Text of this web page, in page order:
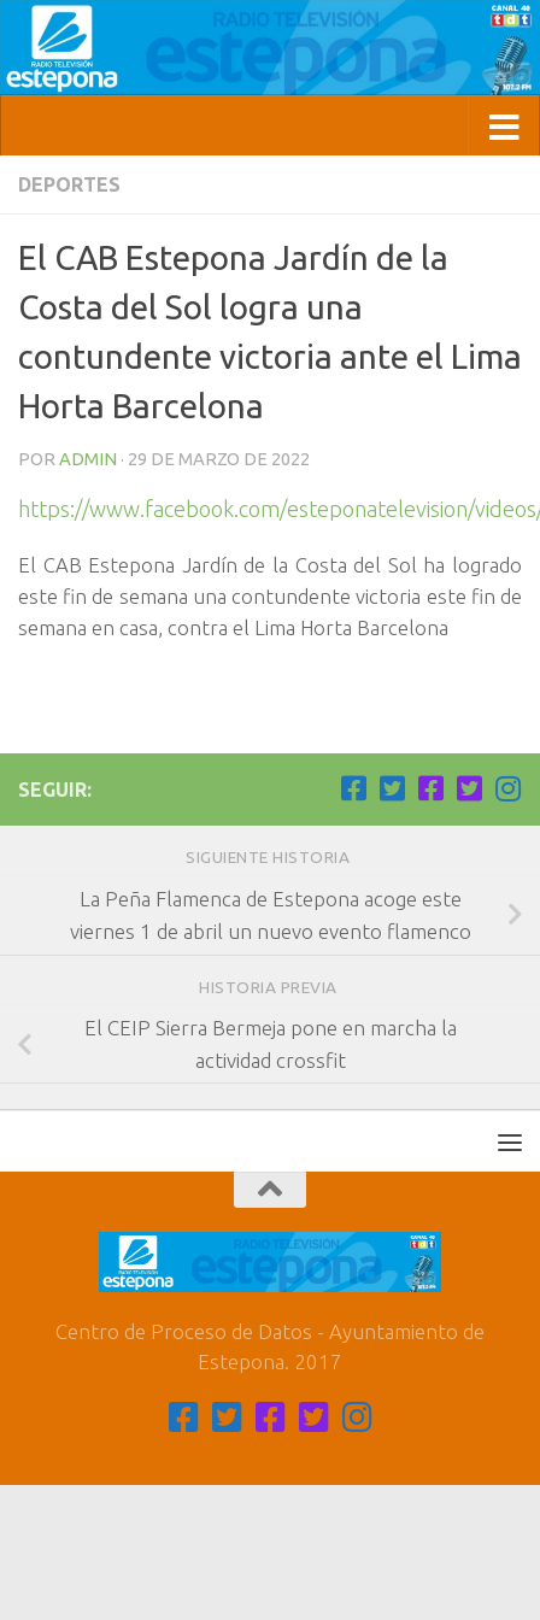
DEPORTES
El CAB Estepona Jardín de la
Costa del Sol logra una
contundente victoria ante el Lima
Horta Barcelona
POR ADMIN · 29 DE MARZO DE 2022
https://www.facebook.com/esteponatelevision/
El CAB Estepona Jardín de la Costa del Sol ha logrado
este fin de semana una contundente victoria este fin de
semana en casa, contra el Lima Horta Barcelona
SEGUIR:
SIGUIENTE HISTORIA
La Peña Flamenca de Estepona acoge este
viernes 1 de abril un nuevo evento flamenco
HISTORIA PREVIA
El CEIP Sierra Bermeja pone en marcha la
actividad crossfit
Centro de Proceso de Datos - Ayuntamiento de
Estepona. 2017